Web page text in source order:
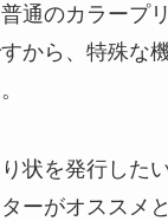
通のカラープ
から、特殊な
状を発行した
ーがオススメ